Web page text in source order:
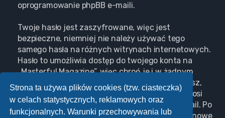
Strona ta używa plików cookies (tzw. ciasteczka)
w celach statystycznych, reklamowych oraz
funkcjonalnych. Warunki przechowywania lub
oprogramowanie phpBB e-maili.
Twoje hasło jest zaszyfrowane, więc jest
bezpieczne, niemniej nie należy używać tego
samego hasła na różnych witrynach internetowych.
Hasło to umożliwia dostęp do twojego konta na
„Masterful Magazine”, więc chroń je i w żadnym
wypadku nie podawaj
nikomu . Jeśli je zapomnisz,
użyj funkcji „Nie pamiętam hasła”. Witryna poprosi
cię o podanie nazwy użytkownika i adresu e-mail. Po
podaniu tych danych zostanie wygenerowane nowe